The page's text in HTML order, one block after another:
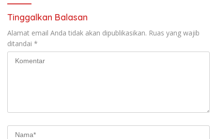
Tinggalkan Balasan
Alamat email Anda tidak akan dipublikasikan. Ruas yang wajib
ditandai *